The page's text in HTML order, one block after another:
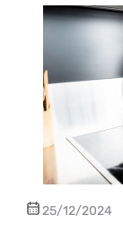
25/12/2024